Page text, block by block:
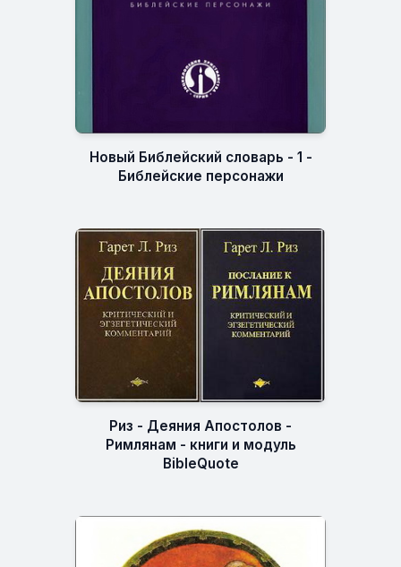
Новый Библейский словарь - 1 -
Библейские персонажи
Риз - Деяния Апостолов -
Римлянам - книги и модуль
BibleQuote